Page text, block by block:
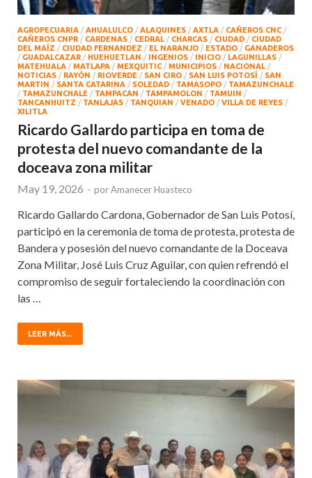
AGROPECUARIA / AHUALULCO / ALAQUINES / AXTLA / CAÑEROS CNC /
CAÑEROS CNPR / CARDENAS / CEDRAL / CHARCAS / CIUDAD / CIUDAD
DEL MAÍZ / CIUDAD FERNANDEZ / EL NARANJO / ESTADO / GANADEROS
/ GUADALCAZAR / HUEHUETLAN / INGENIOS / INICIO / LAGUNILLAS /
MATEHUALA / MATLAPA / MEXQUITIC / MUNICIPIOS / NACIONAL /
NOTICIAS / RAYÒN / RIOVERDE / SAN CIRO / SAN LUIS POTOSÍ / SAN
MARTIN / SANTA CATARINA / SOLEDAD / TAMASOPO / TAMAZUNCHALE
/ TAMAZUNCHALE / TAMPACAN / TAMPAMOLON / TAMUIN /
TANCANHUITZ / TANLAJAS / TANQUIAN / VENADO / VILLA DE REYES /
XILITLA
Ricardo Gallardo participa en toma de
protesta del nuevo comandante de la
doceava zona militar
May 19, 2026 - porAmanecer Huasteco
Ricardo Gallardo Cardona, Gobernador de San Luis Potosí,
participó en la ceremonia de toma de protesta, protesta de
Bandera y posesión del nuevo comandante de la Doceava
Zona Militar, José Luis Cruz Aguilar, con quien refrendó el
compromiso de seguir fortaleciendo la coordinación con
las …
LEER MÁS...